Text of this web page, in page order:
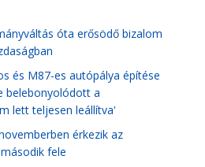
óta erősödő bizalom
és M87-es autópálya építése
belebonyolódott a
lett teljesen leállítva'
érkezik az
fele